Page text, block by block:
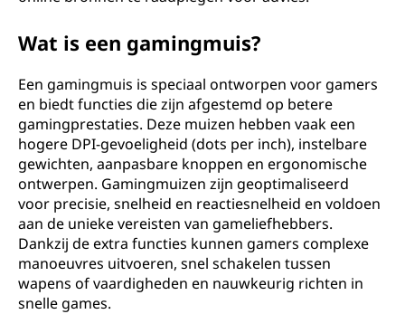
Wat is een gamingmuis?
Een gamingmuis is speciaal ontworpen voor gamers
en biedt functies die zijn afgestemd op betere
gamingprestaties. Deze muizen hebben vaak een
hogere DPI-gevoeligheid (dots per inch), instelbare
gewichten, aanpasbare knoppen en ergonomische
ontwerpen. Gamingmuizen zijn geoptimaliseerd
voor precisie, snelheid en reactiesnelheid en voldoen
aan de unieke vereisten van gameliefhebbers.
Dankzij de extra functies kunnen gamers complexe
manoeuvres uitvoeren, snel schakelen tussen
wapens of vaardigheden en nauwkeurig richten in
snelle games.